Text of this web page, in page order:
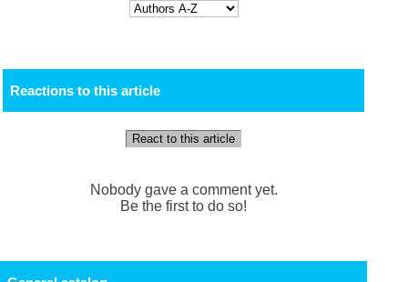
Reactions to this article
React to this article
Nobody gave a comment yet.
Be the first to do so!